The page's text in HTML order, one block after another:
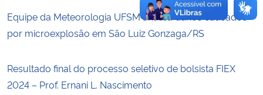
Banco Central do Brasil
Equipe da Meteorologia UFSM analisa danos causados
por microexplosão em São Luiz Gonzaga/RS
Resultado final do processo seletivo de bolsista FIEX
2024 – Prof. Ernani L. Nascimento